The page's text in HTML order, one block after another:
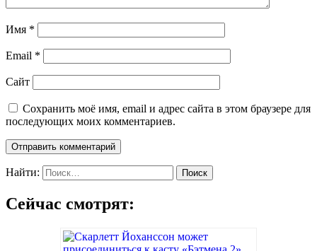
Имя *
Email *
Сайт
Сохранить моё имя, email и адрес сайта в этом браузере для
последующих моих комментариев.
Найти:
Сейчас смотрят: